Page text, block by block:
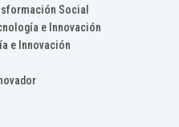
Social
e Innovación
e Innovación